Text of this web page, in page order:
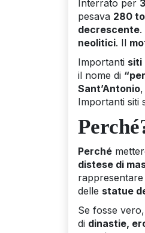
Interrato per
pesava 280
decrescente.
neolitici. Il
Importanti siti
il nome di
Sant’Antonio
Importanti siti
Perché
distese di
delle statue
Se fosse
di dinastie,